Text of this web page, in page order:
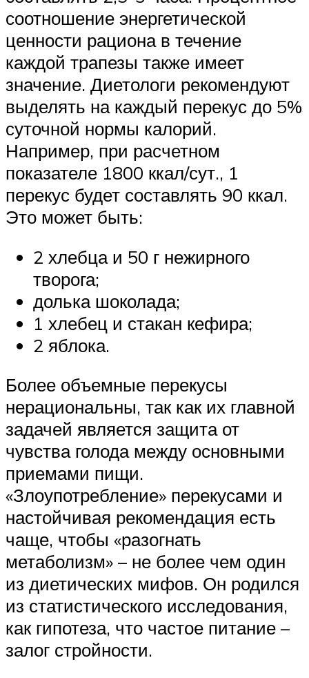
соотношение энергетической
ценности рациона в течение
каждой трапезы также имеет
значение. Диетологи рекомендуют
выделять на каждый перекус до 5%
суточной нормы калорий.
Например, при расчетном
показателе 1800 ккал/сут., 1
перекус будет составлять 90 ккал.
Это может быть:
2 хлебца и 50 г нежирного
творога;
долька шоколада;
1 хлебец и стакан кефира;
2 яблока.
Более объемные перекусы
нерациональны, так как их главной
задачей является защита от
чувства голода между основными
приемами пищи.
«Злоупотребление» перекусами и
настойчивая рекомендация есть
чаще, чтобы «разогнать
метаболизм» – не более чем один
из диетических мифов. Он родился
из статистического исследования,
как гипотеза, что частое питание –
залог стройности.